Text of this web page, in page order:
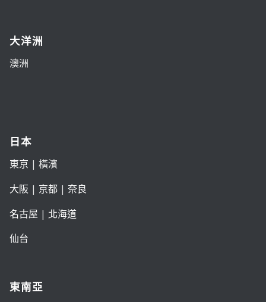
大洋洲
澳洲
日本
東京 | 橫濱
大阪 | 京都| 奈良
名古屋 | 北海道
仙台
東南亞